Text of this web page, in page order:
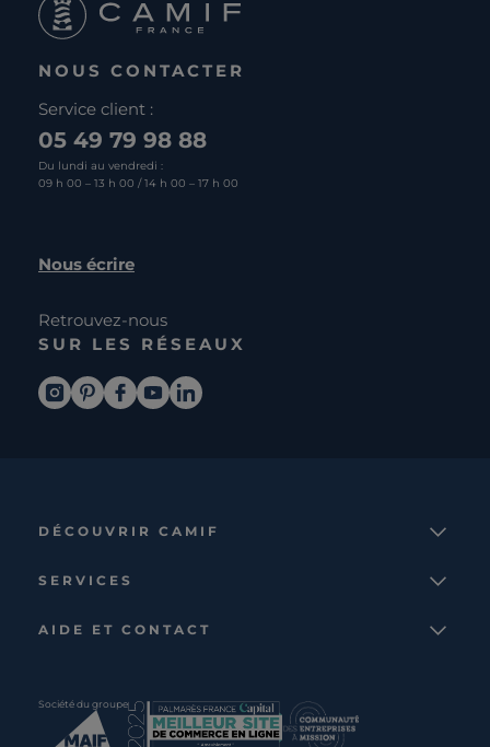
NOUS CONTACTER
Service client :
05 49 79 98 88
Du lundi au vendredi :
09 h 00 – 13 h 00 / 14 h 00 – 17 h 00
Nous écrire
Retrouvez-nous
SUR LES RÉSEAUX
DÉCOUVRIR CAMIF
Nos collections
Boutique
SERVICES
Carte cadeau Camif
Partenaire rénovation
AIDE ET CONTACT
Aide et foire aux questions
Société du groupe